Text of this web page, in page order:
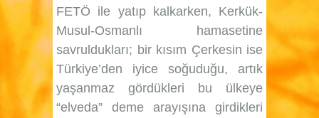
FETÖ ile yatıp kalkarken, Kerkük-
Musul-Osmanlı hamasetine
savruldukları; bir kısım Çerkesin ise
Türkiye’den iyice soğuduğu, artık
yaşanmaz gördükleri bu ülkeye
“elveda” deme arayışına girdikleri